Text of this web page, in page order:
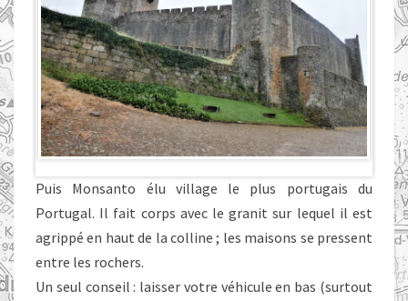
Puis Monsanto élu village le plus portugais du
Portugal. Il fait corps avec le granit sur lequel il est
agrippé en haut de la colline ; les maisons se pressent
entre les rochers.
Un seul conseil : laisser votre véhicule en bas (surtout